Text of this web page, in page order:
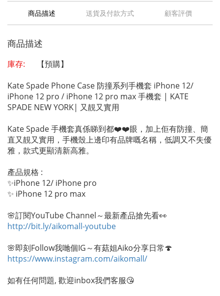
商品描述 送貨及付款方式 顧客評價
商品描述
庫存:
【預購】
Kate Spade Phone Case 防撞系列手機套 iPhone 12/
iPhone 12 pro / iPhone 12 pro max 手機套 | KATE
SPADE NEW YORK| 又靚又實用
Kate Spade 手機套真係睇到都❤️❤️眼，加上佢有防撞、簡
直又靚又實用，手機殼上邊印有品牌嘅名稱，低調又不失優
雅，款式更顯清新高雅。
產品規格 :
✨iPhone 12/ iPhone pro
✨ iPhone 12 pro max
🌸訂閱YouTube Channel～最新產品搶先看👀
http://bit.ly/aikomall-youtube
🌸即刻Follow我哋個IG～有菇姐Aiko分享日常🍄
https://www.instagram.com/aikomall/
如有任何問題, 歡迎inbox我們客服😘